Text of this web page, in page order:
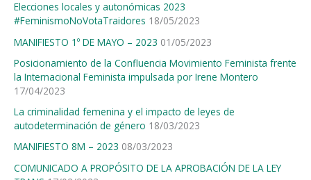
o
Elecciones locales y autonómicas 2023
#FeminismoNoVotaTraidores 18/05/2023
MANIFIESTO 1º DE MAYO – 2023 01/05/2023
Posicionamiento de la Confluencia Movimiento Feminista frente
la Internacional Feminista impulsada por Irene Montero
17/04/2023
La criminalidad femenina y el impacto de leyes de
autodeterminación de género 18/03/2023
MANIFIESTO 8M – 2023 08/03/2023
COMUNICADO A PROPÓSITO DE LA APROBACIÓN DE LA LEY